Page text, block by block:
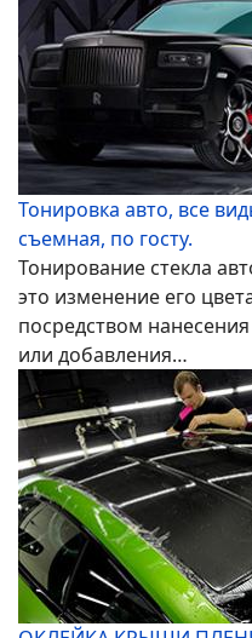
Тонировка авто, все
съемная, по госту.
Тонирование стекла
это изменение его
посредством
или добавления…